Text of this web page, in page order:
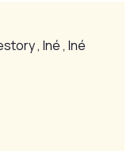
, Iné , Iné